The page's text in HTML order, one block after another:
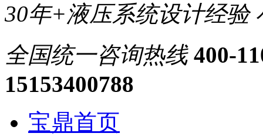
30年+液压系统设计经验
全国统一咨询热线 400-
15153400788
宝鼎首页